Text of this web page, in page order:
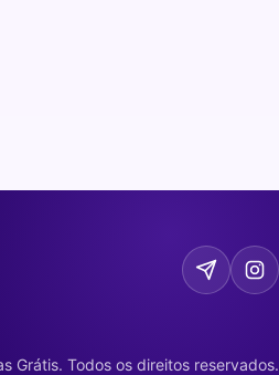
Grátis. Todos os direitos reservados.